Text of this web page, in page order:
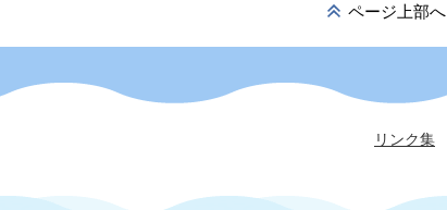
ページ上部へ
リンク集